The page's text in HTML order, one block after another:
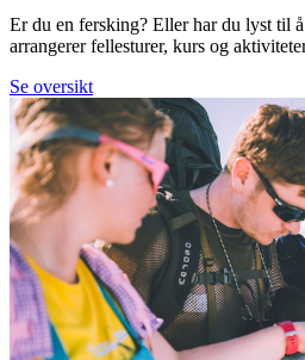
Er du en fersking? Eller har du lyst til
arrangerer fellesturer, kurs og
Se oversikt